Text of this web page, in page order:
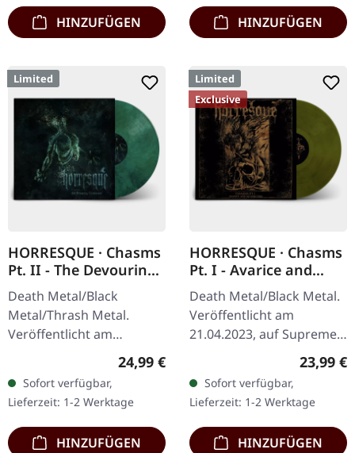
HINZUFÜGEN HINZUFÜGEN
Limited
HORRESQUE · Chasms
Pt. II - The Devouring
Exorbitance |
MARBLED LP
Death Metal/Black
Metal/Thrash Metal.
Veröffentlicht am
22.03.2024, auf Supreme
Chaos Records. Exklusives
'Malstrom
Clear/Grün/Schwarz
marmoriertes'…
Regulärer Preis:
24,99 €
Sofort verfügbar,
Lieferzeit: 1-2 Werktage
HINZUFÜGEN
Limited
Exclusive
HORRESQUE · Chasms
Pt. I - Avarice and
Retribution |
YELLOW/BLACK LP
Death Metal/Black Metal.
Veröffentlicht am
21.04.2023, auf Supreme
Dunkelgelb/Schwarz
marmoriertes Vinyl im
schweren Cover…
23,99 €
Sofort verfügbar,
Lieferzeit: 1-2 Werktage
HINZUFÜGEN